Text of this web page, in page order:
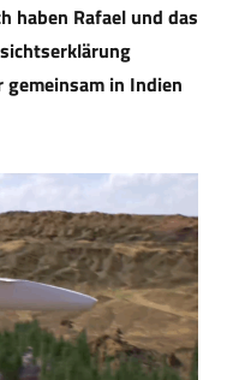
haben Rafael und das
gemeinsam in Indien